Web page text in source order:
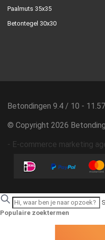
Paalmuts 35x35
Betontegel 30x30
Betondingen 9.4 / 10 -
© Copyright 2026
- E-commerce marketing
Populaire zoektermen